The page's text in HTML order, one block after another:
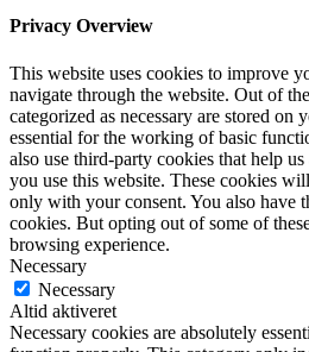
Privacy Overview
This website uses cookies to improve
navigate through the website. Out of
categorized as necessary are stored on
essential for the working of basic
also use third-party cookies that help
you use this website. These cookies
only with your consent. You also have
cookies. But opting out of some of
browsing experience.
Necessary
Necessary
Altid aktiveret
Necessary cookies are absolutely